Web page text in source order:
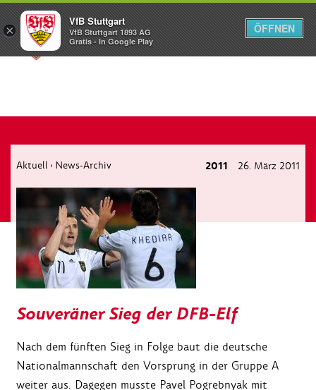
Menü
Aktuell › News-Archiv 2011 26. März 2011
Souveräner Sieg der DFB-Elf
Nach dem fünften Sieg in Folge baut die deutsche
Nationalmannschaft den Vorsprung in der Gruppe A
weiter aus. Dagegen musste Pavel Pogrebnyak mit
×
VfB Stuttgart
VfB Stuttgart 1893 AG
Gratis - In Google Play
ÖFFNEN